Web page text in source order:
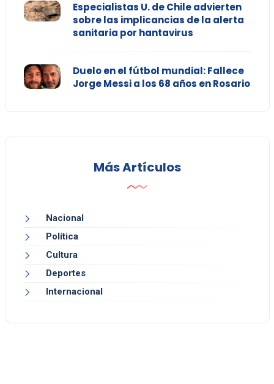
Especialistas U. de Chile advierten
sobre las implicancias de la alerta
sanitaria por hantavirus
Duelo en el fútbol mundial: Fallece
Jorge Messi a los 68 años en Rosario
Más Artículos
Nacional
Política
Cultura
Deportes
Internacional